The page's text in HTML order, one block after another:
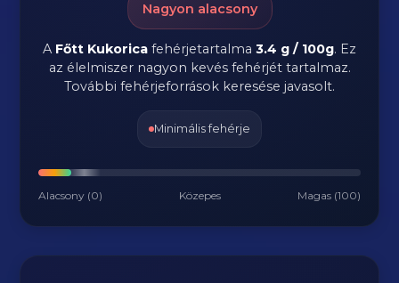
Nagyon alacsony
A Főtt Kukorica fehérjetartalma 3.4 g / 100g. Ez
az élelmiszer nagyon kevés fehérjét tartalmaz.
További fehérjeforrások keresése javasolt.
Minimális fehérje
Alacsony (0) Közepes Magas (100)